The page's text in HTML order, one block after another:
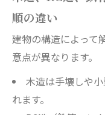
順の違い
建物の構造によって
意点が異なります。
木造は手壊しや
れます。